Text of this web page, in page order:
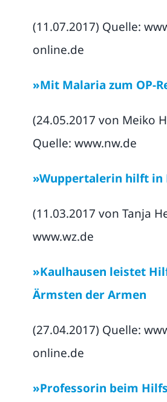
(11.07.2017) Quelle:
online.de
»Mit Malaria zum OP-
(24.05.2017 von Meiko
Quelle: www.nw.de
»Wuppertalerin hilft in
(11.03.2017 von Tanja
www.wz.de
»Kaulhausen leistet
Ärmsten der Armen
(27.04.2017) Quelle:
online.de
»Professorin beim